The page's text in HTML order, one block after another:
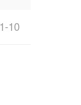
10